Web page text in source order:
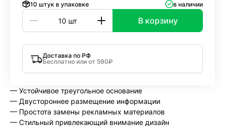
10 штук в упаковке в наличии
В корзину
Доставка по РФ
Бесплатно или от 590₽
— Устойчивое треугольное основание
— Двустороннее размещение информации
— Простота замены рекламных материалов
— Стильный привлекающий внимание дизайн